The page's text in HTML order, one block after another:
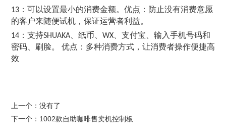
13：可以设置最小的消费金额。优点：防止没有消费意愿
的客户来随便试机，保证运营者利益。
14：支持SHUAKA、纸币、 WX、支付宝、输入手机号码和
密码、刷脸。 优点：多种消费方式，让消费者操作便捷高
效
上一个：没有了
下一个： 1002款自助咖啡售卖机控制板